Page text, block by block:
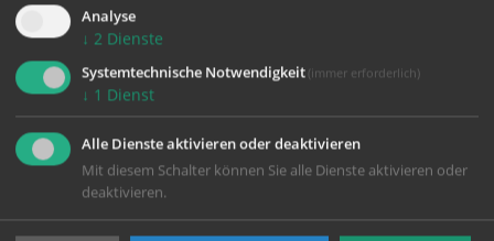
Kapuzinerstraße 84
4020 Linz
Analyse
↓ 2 Dienste
Systemtechnische Notwendigkeit (immer erforderlich)
↓ 1 Dienst
Alle Dienste aktivieren oder deaktivieren
Mit diesem Schalter können Sie alle Dienste aktivieren oder
deaktivieren.